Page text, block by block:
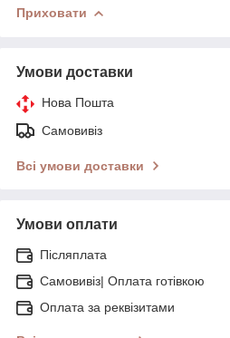
Приховати
Умови доставки
Нова Пошта
Самовивіз
Всі умови доставки
Умови оплати
Післяплата
Самовивіз| Оплата готівкою
Оплата за реквізитами